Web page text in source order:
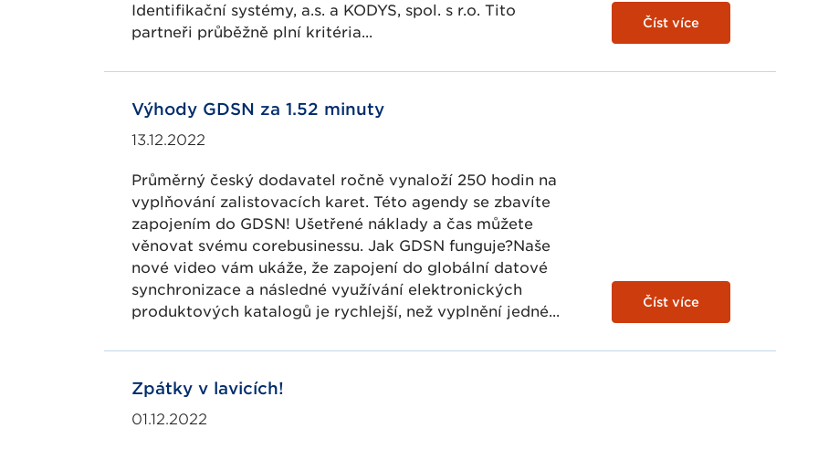
Identifikační systémy, a.s. a KODYS, spol. s r.o. Tito
partneři průběžně plní kritéria...
Číst více
Výhody GDSN za 1.52 minuty
13.12.2022
Průměrný český dodavatel ročně vynaloží 250 hodin na
vyplňování zalistovacích karet. Této agendy se zbavíte
zapojením do GDSN! Ušetřené náklady a čas můžete
věnovat svému corebusinessu. Jak GDSN funguje?Naše
nové video vám ukáže, že zapojení do globální datové
synchronizace a následné využívání elektronických
produktových katalogů je rychlejší, než vyplnění jedné...
Číst více
Zpátky v lavicích!
01.12.2022